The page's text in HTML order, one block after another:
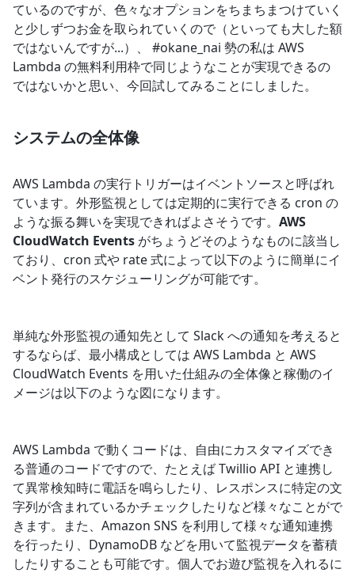
ているのですが、色々なオプションをちまちまつけていく
と少しずつお金を取られていくので（といっても大した額
ではないんですが...）、 #okane_nai 勢の私は AWS
Lambda の無料利用枠で同じようなことが実現できるの
ではないかと思い、今回試してみることにしました。
システムの全体像
AWS Lambda の実行トリガーはイベントソースと呼ばれ
ています。外形監視としては定期的に実行できる cron の
ような振る舞いを実現できればよさそうです。 AWS
CloudWatch Events がちょうどそのようなものに該当し
ており、cron 式や rate 式によって以下のように簡単にイ
ベント発行のスケジューリングが可能です。
単純な外形監視の通知先として Slack への通知を考えると
するならば、最小構成としては AWS Lambda と AWS
CloudWatch Events を用いた仕組みの全体像と稼働のイ
メージは以下のような図になります。
AWS Lambda で動くコードは、自由にカスタマイズでき
る普通のコードですので、たとえば Twillio API と連携し
て異常検知時に電話を鳴らしたり、レスポンスに特定の文
字列が含まれているかチェックしたりなど様々なことがで
きます。また、Amazon SNS を利用して様々な通知連携
を行ったり、DynamoDB などを用いて監視データを蓄積
したりすることも可能です。個人でお遊び監視を入れるに